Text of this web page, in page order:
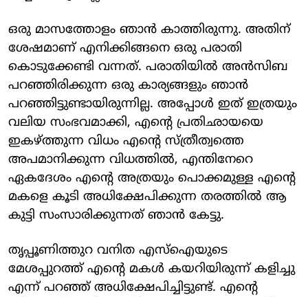
ഒരു മാസത്തോളം ഞാൻ‌ കാത്തിരുന്നു. അതിന്
ശേഷമാണ് എനിക്കിങ്ങനെ ഒരു പരാതി
കൊടുക്കേണ്ടി വന്നത്. പരാതിയിൽ അൻസിബ
പറഞ്ഞിരിക്കുന്ന ഒരു കാര്യങ്ങളും ഞാൻ
പറഞ്ഞിട്ടുണ്ടായിരുന്നില്ല. അപ്പോൾ ഇത് ഇത്രയും
വലിയ സംഭവമാക്കി, എന്റെ പ്രതിഛായയെ
ഇകഴ്ത്തുന്ന വിധം എന്റെ സ്ത്രീത്വത്തെ
അപമാനിക്കുന്ന വിധത്തിൽ, എന്തിനേറെ
ഏകദേശം എന്റെ അത്രയും പൊക്കമുള്ള എന്റെ
മകളെ കൂടി അധിക്ഷേപിക്കുന്ന തരത്തിൽ ആ
കുട്ടി സംസാരിക്കുന്നത് ഞാൻ‌ കേട്ടു.
തൃപ്പൂണിത്തുറ വനിത എസ്ഐയുടെ
മേശപ്പുറത്ത് എന്റെ മകൾ കയറിയിരുന്ന് കളിച്ചു
എന്ന് പറഞ്ഞ് അധിക്ഷേപിച്ചിട്ടുണ്ട്. എന്റെ